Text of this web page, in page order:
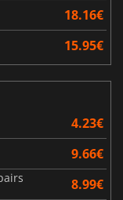
18.16€
15.95€
4.23€
9.66€
8.99€